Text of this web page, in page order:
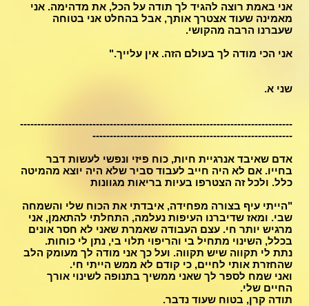
אני באמת רוצה להגיד לך תודה על הכל, את מדהימה. אני
מאמינה שעוד אצטרך אותך, אבל בהחלט אני בטוחה
שעברנו הרבה מהקושי.
אני הכי מודה לך בעולם הזה. אין עלייך."
שני א.
-------------------------------------------------------------------------------
----------------------------------------------------------
אדם שאיבד אנרגיית חיות, כוח פיזי ונפשי לעשות דבר
בחייו. אם לא היה חייב לעבוד סביר שלא היה יוצא מהמיטה
כלל. ולכל זה הצטרפו בעיות בריאות מגוונות
"הייתי עיף בצורה מפחידה, איבדתי את הכוח שלי והשמחה
שבי. ומאז שדיברנו העיפות נעלמה, התחלתי להתאמן, אני
מרגיש יותר חי. עצם העבודה שאמרת שאני לא חסר אונים
בכלל, השינוי מתחיל בי והריפוי תלוי בי, נתן לי כוחות.
נתת לי תקווה שיש תקווה. ועל כך אני מודה לך מעומק הלב
שהחזרת אותי לחיים, כי קודם לא ממש הייתי חי.
ואני שמח לספר לך שאני ממשיך בתנופה לשינוי אורך
החיים שלי.
תודה קרן, בטוח שעוד נדבר.